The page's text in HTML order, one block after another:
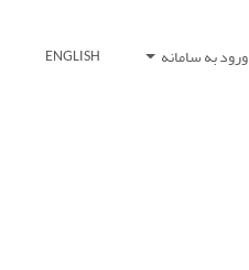
ورود به سامانه ENGLISH